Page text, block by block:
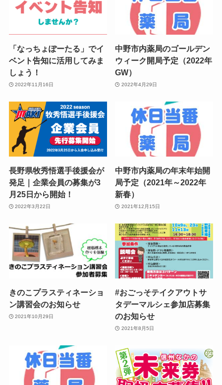
「なっちょぽーたる」でイ
ベント告知に活用してみま
しょう！
2022年11月16日
中野市内薬局のゴールデン
ウィーク開局予定（2022年
GW）
2022年4月29日
長野県牧秀悟選手後援会が
発足｜企業会員の募集が3
月25日から開始！
2022年3月22日
中野市内薬局の年末年始開
局予定（2021年～2022年
新春）
2021年12月15日
きのこプラスティネーショ
ン講習会のお知らせ
2021年10月29日
#おごっそテイクアウトサ
タデーマルシェ参加店募集
のお知らせ
2021年8月5日